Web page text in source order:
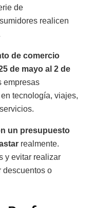
de
realicen
de comercio
de mayo al 2 de
empresas
tecnología, viajes,
un presupuesto
realmente.
y evitar realizar
descuentos o